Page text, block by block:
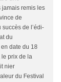
jamais re­mis les
de
succès de l’édi­
du
date du 18
le prix de la
nier
du Festival